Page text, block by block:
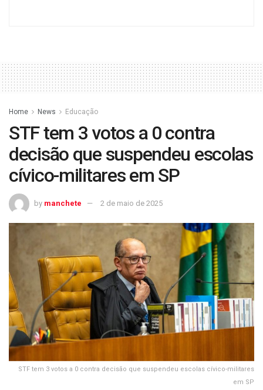
Home News Educação
STF tem 3 votos a 0 contra
decisão que suspendeu escolas
cívico-militares em SP
by manchete 2 de maio de 2025
STF tem 3 votos a 0 contra decisão que suspendeu escolas cívico-militares
em SP